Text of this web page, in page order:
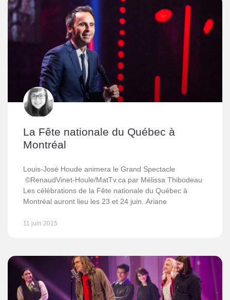
La Fête nationale du Québec à
Montréal
Louis-José Houde animera le Grand Spectacle
©RenaudVinet-Houle/MatTv.ca par Mélissa Thibodeau
Les célébrations de la Fête nationale du Québec à
Montréal auront lieu les 23 et 24 juin. Ariane
11 juin 2015